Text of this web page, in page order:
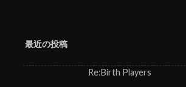
最近の投稿
Re:Birth Players